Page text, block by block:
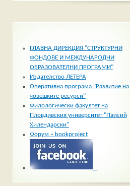
ГЛАВНА ДИРЕКЦИЯ "СТРУКТУРНИ
ФОНДОВЕ И МЕЖДУНАРОДНИ
ОБРАЗОВАТЕЛНИ ПРОГРАМИ"
Издателство ЛЕТЕРА
Оперативна програма "Развитие на
човешките ресурси"
Филологически факултет на
Пловдивския университет "Паисий
Хилендарски"
Форум – bookproject